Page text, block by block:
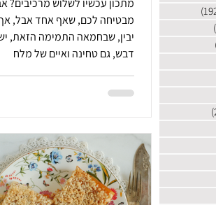
מתכון עכשיו לשלוש מרכיבים?
מבטיחה לכם, שאף אחד אבל, אף
יבין, שבחמאה התמימה הזאת,
דבש, גם טחינה ואיים של מלח
בדוק. מבטיחה.